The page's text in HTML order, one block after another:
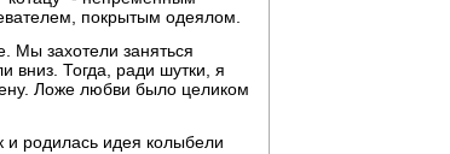
покрытым одеялом.
Мы захотели заняться
вниз. Тогда, ради шутки, я
Ложе любви было целиком
и родилась идея колыбели